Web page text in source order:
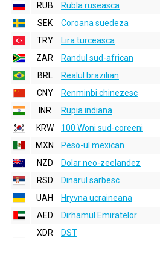
RUB
Rubla ruseasca
SEK
Coroana suedeza
TRY
Lira turceasca
ZAR
Randul sud-african
BRL
Realul brazilian
CNY
Renminbi chinezesc
INR
Rupia indiana
KRW
100 Woni sud-coreeni
MXN
Peso-ul mexican
NZD
Dolar neo-zeelandez
RSD
Dinarul sarbesc
UAH
Hryvna ucraineana
AED
Dirhamul Emiratelor
XDR
DST